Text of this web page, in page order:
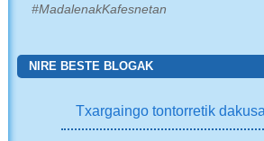
#MadalenakKafesnetan
NIRE BESTE BLOGAK
Txargaingo tontorretik